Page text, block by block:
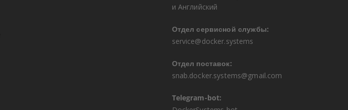
и Английский
Отдел сервисной службы:
service@docker.systems
Отдел поставок:
snab.docker.systems@gmail.com
Telegram-bot: